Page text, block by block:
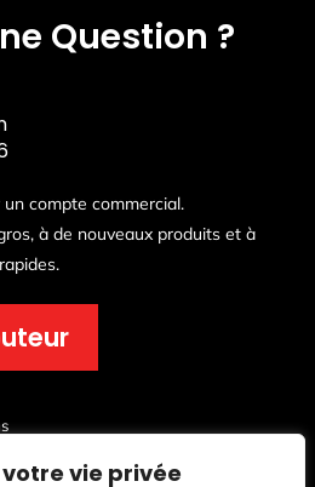
vie privée
Question ?
compte commercial.
à de nouveaux produits et à